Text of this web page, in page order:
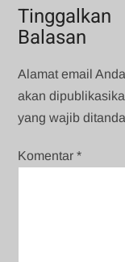
Tinggalkan
Balasan
Alamat email
akan
yang wajib
Komentar*